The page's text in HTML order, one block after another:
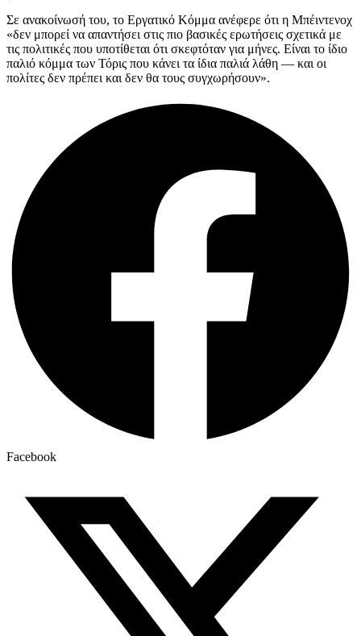
Σε ανακοίνωσή του, το Εργατικό Κόμμα ανέφερε ότι η Μπέιντενοχ
«δεν μπορεί να απαντήσει στις πιο βασικές ερωτήσεις σχετικά με
τις πολιτικές που υποτίθεται ότι σκεφτόταν για μήνες. Είναι το ίδιο
παλιό κόμμα των Τόρις που κάνει τα ίδια παλιά λάθη — και οι
πολίτες δεν πρέπει και δεν θα τους συγχωρήσουν».
Facebook